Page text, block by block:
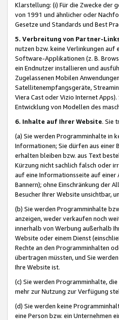
Klarstellung: (i) Für die Zwecke der
von 1991 und ähnlicher oder
Gesetze und Standards und Best
5. Verbreitung von Partner-
nutzen bzw. keine Verlinkungen auf
Software-Applikationen (z. B.
ein Endnutzer installieren und
Zugelassenen Mobilen
Satellitenempfangsgeräte,
Viera Cast oder Vizio Internet
Entwicklung von Modellen des
6. Inhalte auf Ihrer Website. Sie
(a) Sie werden Programminhalte in
Informationen; Sie dürfen aus einer
erhalten bleiben bzw. aus Text
Kürzung nicht sachlich falsch oder
auf eine Informationsseite auf einer
Bannern); ohne Einschränkung der
Besucher Ihrer Website unsichtbar,
(b) Sie werden Programminhalte
anzeigen, weder verkaufen noch
innerhalb von Werbung außerhalb
Website oder einem Dienst
Rechte an den Programminhalten
übertragen müssten, und Sie
Ihre Website ist.
(c) Sie werden Programminhalte,
mehr zur Nutzung zur Verfügung
(d) Sie werden keine
eine Person bzw. ein Unternehmen